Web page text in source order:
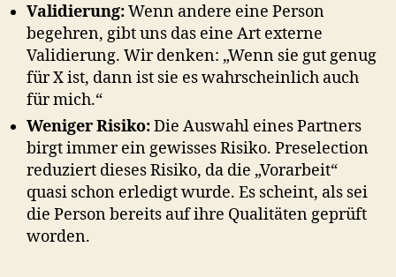
Validierung:Wenn andere eine Person
begehren, gibt uns das eine Art externe
Validierung. Wir denken: „Wenn sie gut genug
für X ist, dann ist sie es wahrscheinlich auch
für mich.“
Weniger Risiko:Die Auswahl eines Partners
birgt immer ein gewisses Risiko. Preselection
reduziert dieses Risiko, da die „Vorarbeit“
quasi schon erledigt wurde. Es scheint, als sei
die Person bereits auf ihre Qualitäten geprüft
worden.